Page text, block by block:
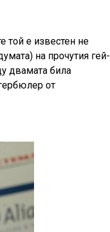
той е известен не
на прочутия гей-
двамата била
от